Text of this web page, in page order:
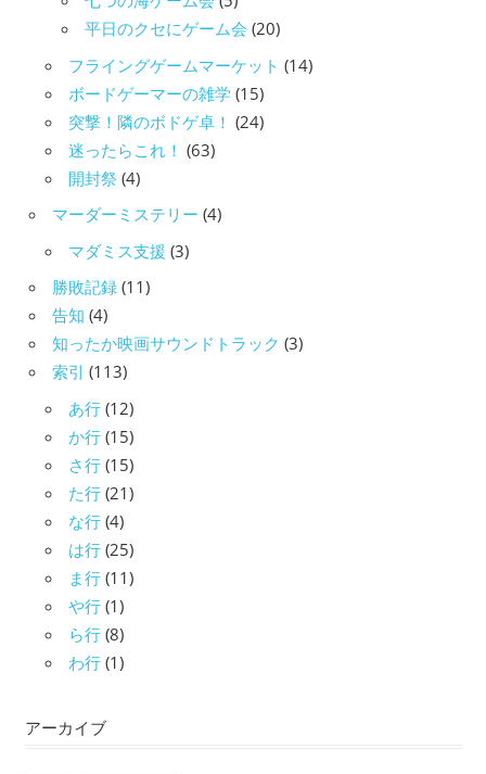
平日のクセにゲーム会 (20)
フライングゲームマーケット (14)
ボードゲーマーの雑学 (15)
突撃！隣のボドゲ卓！ (24)
迷ったらこれ！ (63)
開封祭 (4)
マーダーミステリー (4)
マダミス支援 (3)
勝敗記録 (11)
告知 (4)
知ったか映画サウンドトラック (3)
索引 (113)
あ行 (12)
か行 (15)
さ行 (15)
た行 (21)
な行 (4)
は行 (25)
ま行 (11)
や行 (1)
ら行 (8)
わ行 (1)
アーカイブ